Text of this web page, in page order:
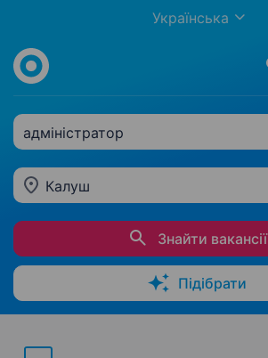
Українська
адміністратор
Калуш
Знайти вакансії
Підібрати